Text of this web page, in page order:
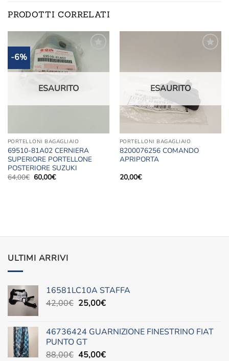
PRODOTTI CORRELATI
-6%
Aggiungi
dei
ESAURITO
PORTELLONI BAGAGLIAIO
69510-81A02 CERNIERA
SUPERIORE PORTELLONE
POSTERIORE SUZUKI
64,00€ Il
prezzo
60,00€Il
dei
ESAURITO
PORTELLONI BAGAGLIAIO
8200076256 COMANDO
APRIPORTA
20,00€
ULTIMI ARRIVI
16581LC10A STAFFA
42,00€ Il
era:
42,00€.
25,00€Il
è:
46736424 GUARNIZIONE FINESTRINO FIAT
PUNTO GT
88,00€ Il
45,00€Il